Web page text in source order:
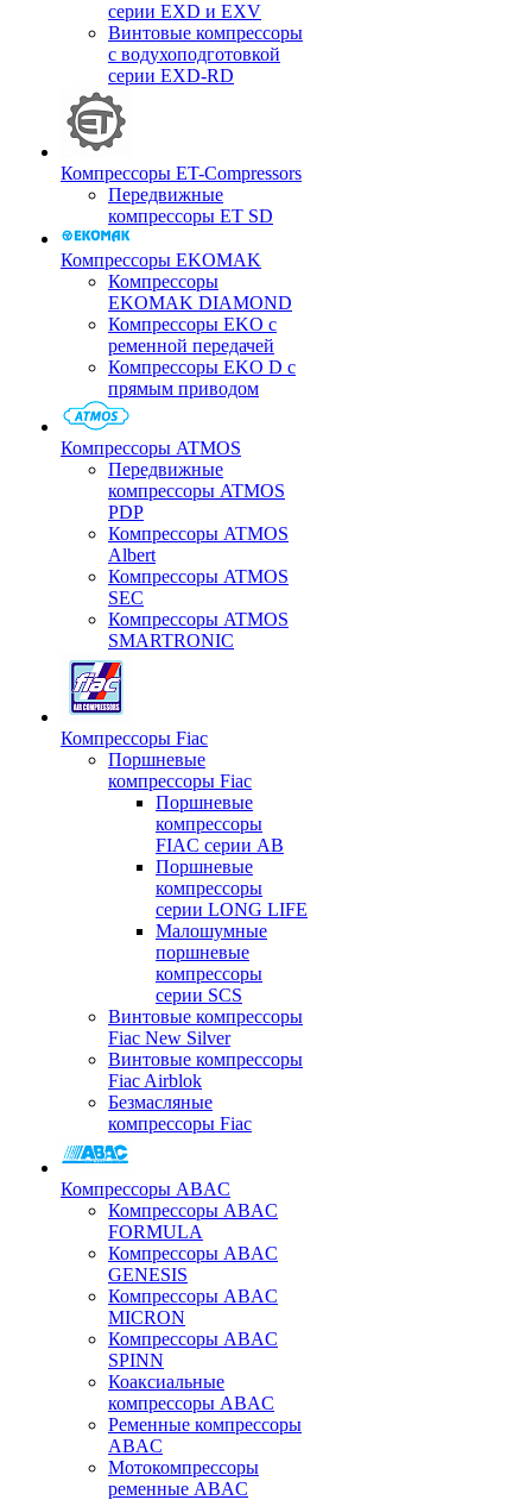
серии EXD и EXV
Винтовые компрессоры
с водухоподготовкой
серии EXD-RD
Компрессоры ET-Compressors
Передвижные
компрессоры ET SD
Компрессоры EKOMAK
Компрессоры
EKOMAK DIAMOND
Компрессоры EKO c
ременной передачей
Компрессоры EKO D с
прямым приводом
Компрессоры ATMOS
Передвижные
компрессоры ATMOS
PDP
Компрессоры ATMOS
Albert
Компрессоры ATMOS
SEC
Компрессоры ATMOS
SMARTRONIC
Компрессоры Fiac
Поршневые
компрессоры Fiac
Поршневые
компрессоры
FIAC серии AB
Поршневые
компрессоры
серии LONG LIFE
Малошумные
поршневые
компрессоры
серии SCS
Винтовые компрессоры
Fiac New Silver
Винтовые компрессоры
Fiac Airblok
Безмасляные
компрессоры Fiac
Компрессоры ABAC
Компрессоры ABAC
FORMULA
Компрессоры ABAC
GENESIS
Компрессоры ABAC
MICRON
Компрессоры ABAC
SPINN
Коаксиальные
компрессоры ABAC
Ременные компрессоры
ABAC
Мотокомпрессоры
ременные ABAC